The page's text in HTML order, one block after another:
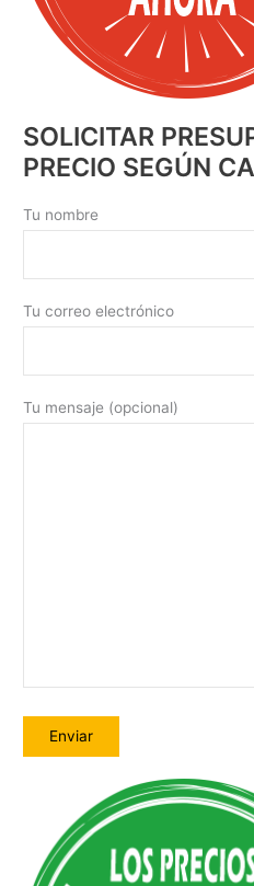
SOLICITAR
PRECIO SEGÚN
Tu nombre
Tu correo electrónico
Tu mensaje (opcional)